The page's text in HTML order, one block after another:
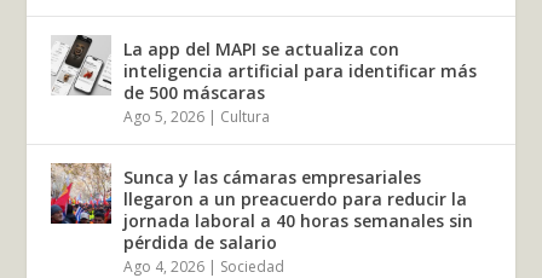
La app del MAPI se actualiza con
inteligencia artificial para identificar más
de 500 máscaras
Ago 5, 2026 | Cultura
Sunca y las cámaras empresariales
llegaron a un preacuerdo para reducir la
jornada laboral a 40 horas semanales sin
pérdida de salario
Ago 4, 2026 | Sociedad